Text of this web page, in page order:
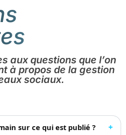
aux questions que l’on
à propos de la gestion
sociaux.
sur ce qui est publié ?